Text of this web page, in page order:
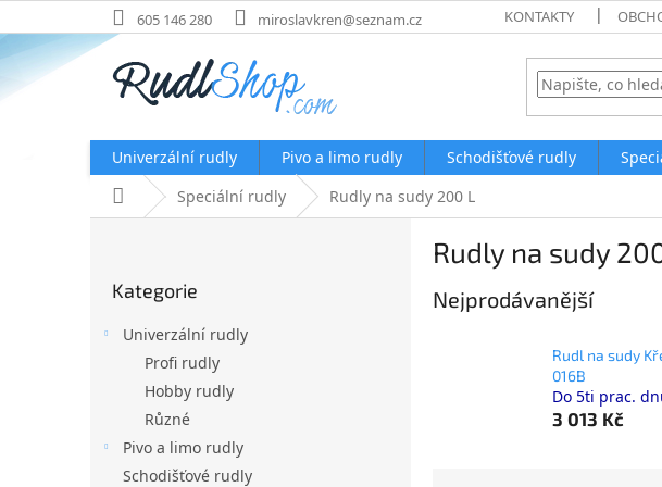
na
obsah
605 146 280 miroslavkren@seznam.cz KONTAKTY
Univerzální rudly Pivo a limo rudly Schodišťové rudly
Domů Speciální rudly Rudly na sudy 200 L
kategorie
Kategorie
Univerzální rudly
Profi rudly
Hobby rudly
Různé
Pivo a limo rudly
Schodišťové rudly
Rudly na sudy
Nejprodávanější
Rudl na sudy
016B
Do 5ti prac.
3 013 Kč